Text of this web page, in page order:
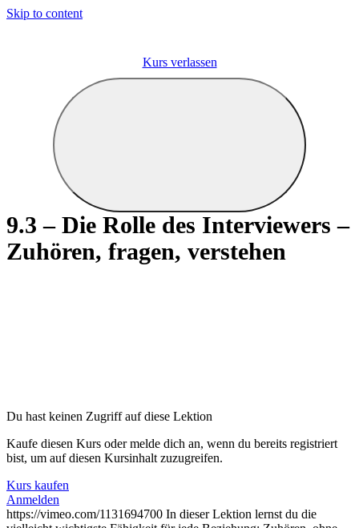
Skip to content
Kurs verlassen
9.3 – Die Rolle des Interviewers –
Zuhören, fragen, verstehen
Du hast keinen Zugriff auf diese Lektion
Kaufe diesen Kurs oder melde dich an, wenn du bereits registriert
bist, um auf diesen Kursinhalt zuzugreifen.
Kurs kaufen
Anmelden
https://vimeo.com/1131694700 In dieser Lektion lernst du die